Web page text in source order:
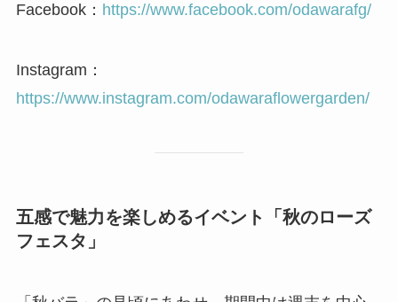
Facebook： https://www.facebook.com/odawarafg/
Instagram：
https://www.instagram.com/odawaraflowergarden/
五感で魅力を楽しめるイベント「秋のローズ
フェスタ」